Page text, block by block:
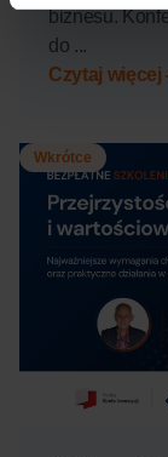
biznesu.
do ...
Czytaj więcej
Wkrótce